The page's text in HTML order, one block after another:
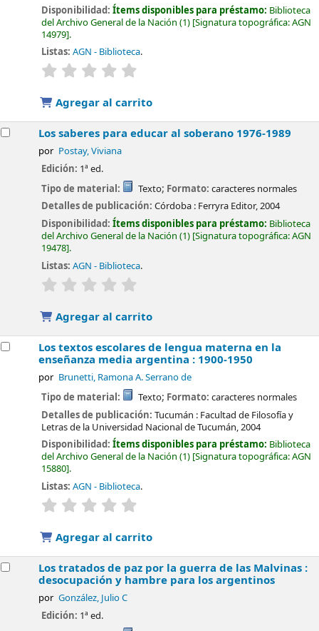
Disponibilidad:Ítems disponibles para préstamo: Biblioteca
del Archivo General de la Nación (1) Signatura topográfica:AGN
14979 .
Listas: AGN - Biblioteca.
valoración
Agregar al carrito
Los saberes para educar al soberano 1976-1989
por Postay, Viviana
Edición: 1ª ed.
Tipo de material:
Texto; Formato: caracteres normales
Detalles de publicación:Córdoba : Ferryra Editor,2004
Disponibilidad:Ítems disponibles para préstamo: Biblioteca
del Archivo General de la Nación (1) Signatura topográfica:AGN
19478 .
Listas: AGN - Biblioteca.
valoración
Agregar al carrito
Los textos escolares de lengua materna en la
enseñanza media argentina : 1900-1950
por Brunetti, Ramona A. Serrano de
Tipo de material: Texto; Formato: caracteres normales
Detalles de publicación:Tucumán : Facultad de Filosofía y
Letras de la Universidad Nacional de Tucumán,2004
Disponibilidad:Ítems disponibles para préstamo: Biblioteca
del Archivo General de la Nación (1) Signatura topográfica:AGN
15880 .
Listas: AGN - Biblioteca.
valoración
Agregar al carrito
Los tratados de paz por la guerra de las Malvinas :
desocupación y hambre para los argentinos
por González, Julio C
Edición: 1ª ed.